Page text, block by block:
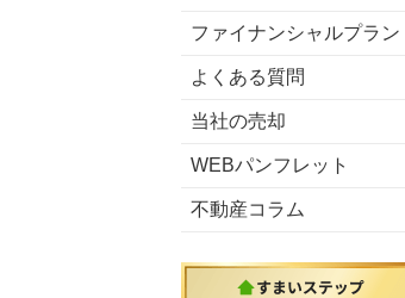
ファイナンシャルプラン
よくある質問
当社の売却
WEBパンフレット
不動産コラム